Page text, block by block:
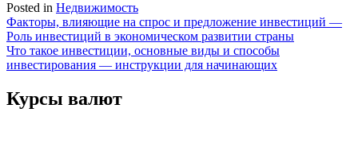
Posted in Недвижимость
Навигация
по
записям
Факторы, влияющие на спрос и предложение инвестиций —
Роль инвестиций в экономическом развитии страны
Что такое инвестиции, основные виды и способы
инвестирования — инструкции для начинающих
Курсы валют